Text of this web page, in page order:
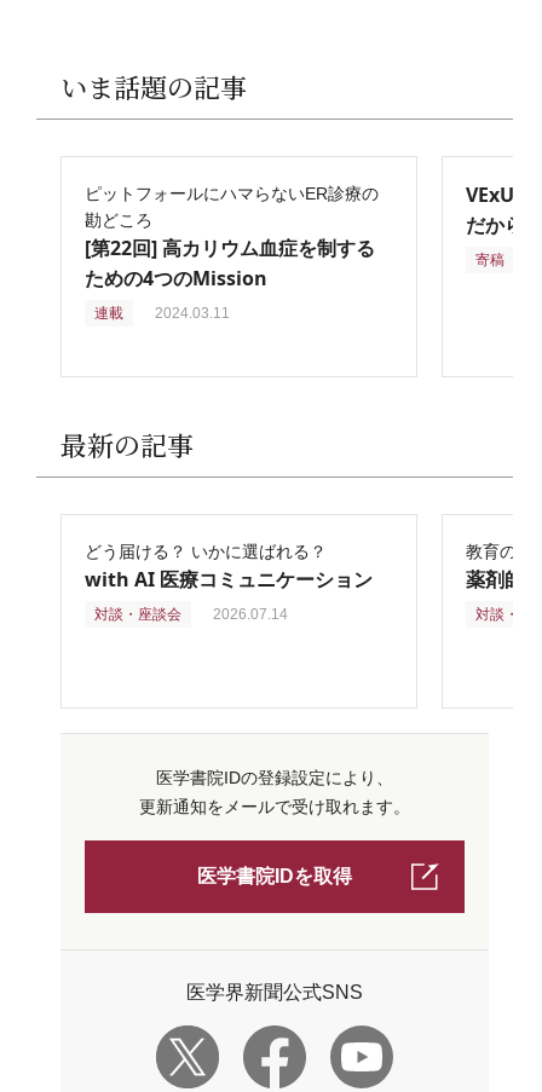
いま話題の記事
ピットフォールにハマらないER診療の
勘どころ
[第22回] 高カリウム血症を制する
ための4つのMission
連載 2024.03.11
VExUS
だから
寄稿
最新の記事
どう届ける？ いかに選ばれる？
with AI 医療コミュニケーション
対談・座談会 2026.07.14
教育の再
薬剤師
対談・座
医学書院IDの登録設定により、
更新通知をメールで受け取れます。
医学書院IDを取得
医学界新聞公式SNS